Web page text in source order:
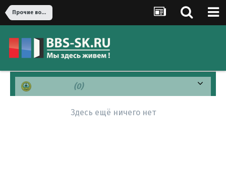
Прочие вопросы
(0)
Здесь ещё ничего нет